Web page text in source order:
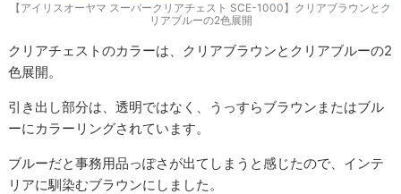
【アイリスオーヤマ スーパークリアチェスト SCE-1000】クリアブラウンとク
リアブルーの2色展開
クリアチェストのカラーは、クリアブラウンとクリアブルーの2
色展開。
引き出し部分は、透明ではなく、うっすらブラウンまたはブル
ーにカラーリングされています。
ブルーだと事務用品っぽさが出てしまうと感じたので、インテ
リアに馴染むブラウンにしました。